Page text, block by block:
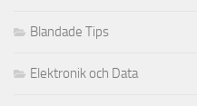
Blandade Tips
Elektronik och Data